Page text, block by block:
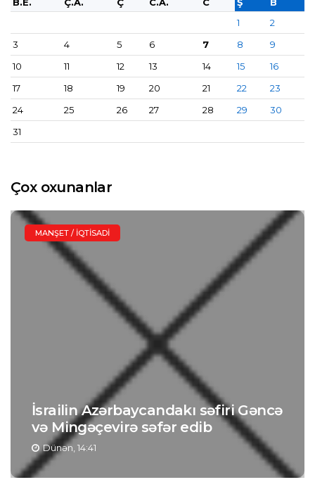
1
2
3
4 5 6 7 8
9
10
11 12 13 14 15
16
17
18 19 20 21 22
23
24
25 26 27 28 29
30
31
Çox oxunanlar
MANŞET / İQTISADI
İsrailin Azərbaycandakı səfiri Gəncə
və Mingəçevirə səfər edib
Dünən, 14:41